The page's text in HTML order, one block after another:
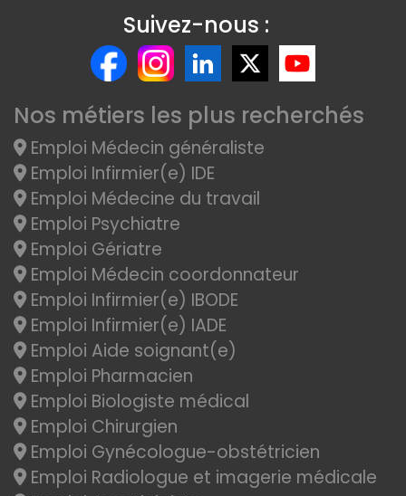
Suivez-nous :
Nos métiers les plus recherchés
Emploi Médecin généraliste
Emploi Infirmier(e) IDE
Emploi Médecine du travail
Emploi Psychiatre
Emploi Gériatre
Emploi Médecin coordonnateur
Emploi Infirmier(e) IBODE
Emploi Infirmier(e) IADE
Emploi Aide soignant(e)
Emploi Pharmacien
Emploi Biologiste médical
Emploi Chirurgien
Emploi Gynécologue-obstétricien
Emploi Radiologue et imagerie médicale